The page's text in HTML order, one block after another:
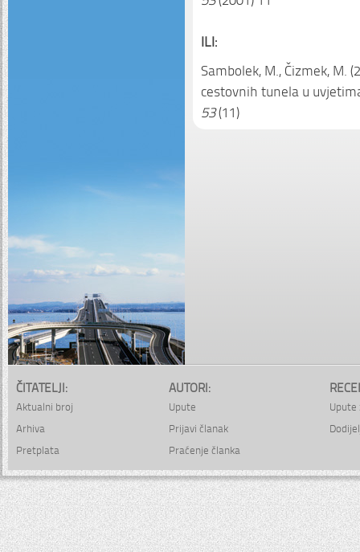
ILI:
Sambolek, M., Čizmek, M.
cestovnih tunela u
53(11)
ČITATELJI:
Aktualni broj
Arhiva
Pretplata
AUTORI:
Upute
Prijavi članak
Praćenje članka
Upute